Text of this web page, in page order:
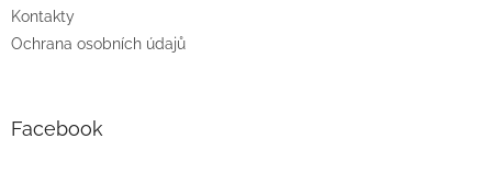
Kontakty
Ochrana osobních údajů
Facebook